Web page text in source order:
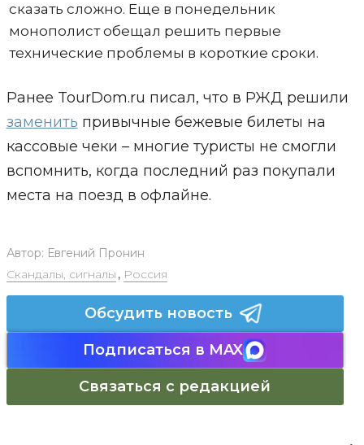
сказать сложно. Еще в понедельник
монополист обещал решить первые
технические проблемы в короткие сроки.
Ранее TourDom.ru писал, что в РЖД решили
заменить привычные бежевые билеты на
кассовые чеки – многие туристы не смогли
вспомнить, когда последний раз покупали
места на поезд в офлайне.
Автор: Евгений Пронин
Скандалы, сигналы , Россия
Обсудить новость
Подписаться в MAX
Связаться с редакцией